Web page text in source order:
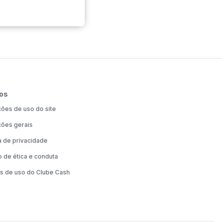
de uso do site
gerais
de privacidade
de ética e conduta
de uso do Clube Cash